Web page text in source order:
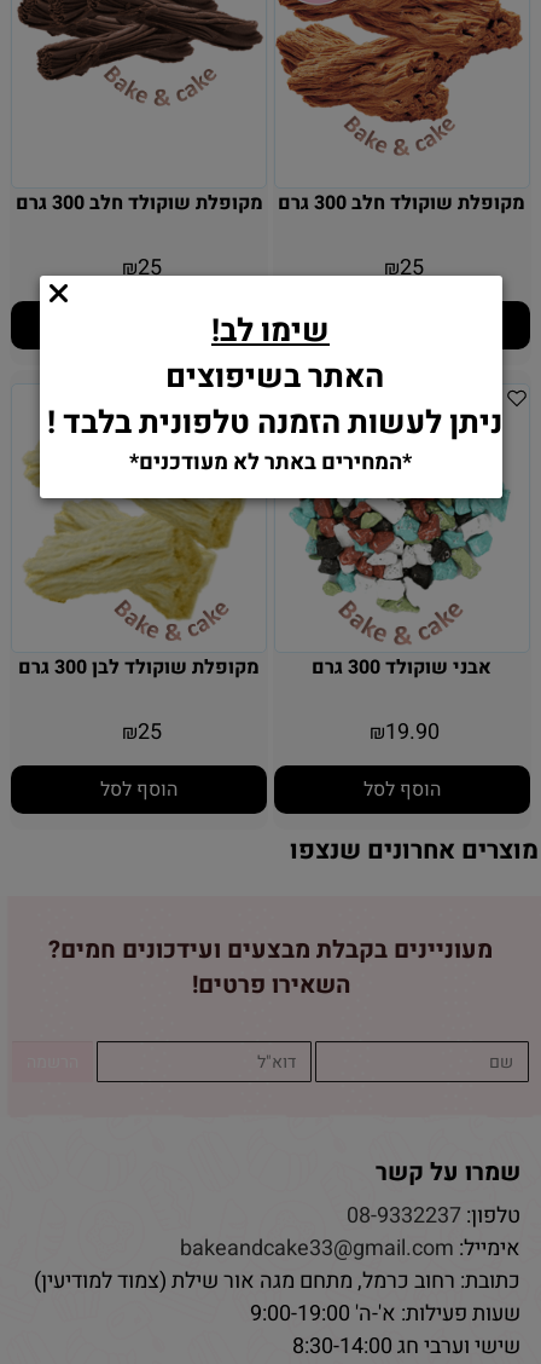
מקופלת שוקולד חלב 300 גרם
₪25
מקופלת שוקולד חלב 300 גרם
₪25
אבני שוקולד 300 גרם
₪19.90
הוסף לסל
מקופלת שוקולד לבן 300 גרם
₪25
הוסף לסל
מוצרים אחרונים שנצפו
מעוניינים בקבלת מבצעים ועידכונים חמים?
השאירו פרטים!
שמרו על קשר
טלפון:08-9332237
אימייל: bakeandcake33@gmail.com
כתובת: רחוב כרמל, מתחם מגה אור שילת (צמוד למודיעין)
שעות פעילות: א'-ה' 9:00-19:00
שישי וערבי חג 8:30-14:00
שימו לב!
האתר בשיפוצים
ניתן לעשות הזמנה טלפונית בלבד !
*המחירים באתר לא מעודכנים*